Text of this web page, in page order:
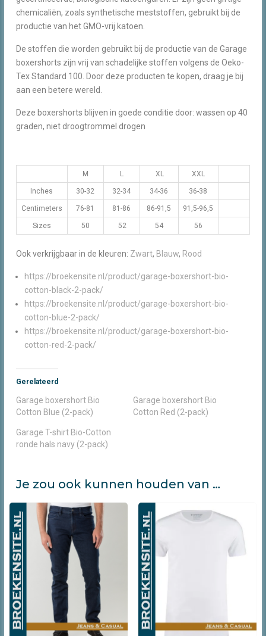
chemicaliën, zoals synthetische meststoffen, gebruikt bij de
productie van het GMO-vrij katoen.
De stoffen die worden gebruikt bij de productie van de Garage
boxershorts zijn vrij van schadelijke stoffen volgens de Oeko-
Tex Standard 100. Door deze producten te kopen, draag je bij
aan een betere wereld.
Deze boxershorts blijven in goede conditie door: wassen op 40
graden, niet droogtrommel drogen
M L XL XXL
Inches 30-32 32-34 34-36 36-38
Centimeters 76-81 81-86 86-91,5 91,5-96,5
Sizes 50 52 54 56
Ook verkrijgbaar in de kleuren: Zwart, Blauw, Rood
https://broekensite.nl/product/garage-boxershort-bio-
cotton-black-2-pack/
https://broekensite.nl/product/garage-boxershort-bio-
cotton-blue-2-pack/
https://broekensite.nl/product/garage-boxershort-bio-
cotton-red-2-pack/
Gerelateerd
Garage boxershort Bio
Cotton Blue (2-pack)
Garage boxershort Bio
Cotton Red (2-pack)
Garage T-shirt Bio-Cotton
ronde hals navy (2-pack)
Je zou ook kunnen houden van …